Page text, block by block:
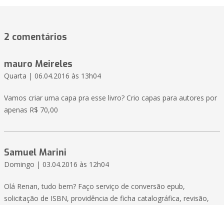
2 comentários
mauro Meireles
Quarta | 06.04.2016 às 13h04
Vamos criar uma capa pra esse livro? Crio capas para autores por
apenas R$ 70,00
Samuel Marini
Domingo | 03.04.2016 às 12h04
Olá Renan, tudo bem? Faço serviço de conversão epub,
solicitação de ISBN, providência de ficha catalográfica, revisão,